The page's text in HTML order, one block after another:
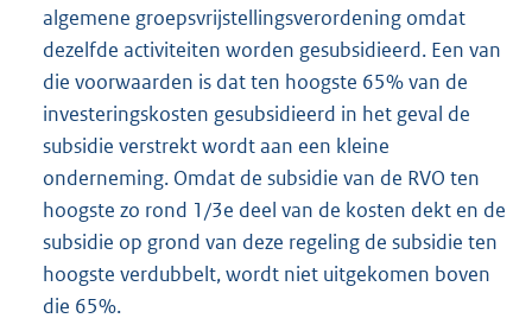
algemene groepsvrijstellingsverordening omdat
dezelfde activiteiten worden gesubsidieerd. Een van
die voorwaarden is dat ten hoogste 65% van de
investeringskosten gesubsidieerd in het geval de
subsidie verstrekt wordt aan een kleine
onderneming. Omdat de subsidie van de RVO ten
hoogste zo rond 1/3e deel van de kosten dekt en de
subsidie op grond van deze regeling de subsidie ten
hoogste verdubbelt, wordt niet uitgekomen boven
die 65%.